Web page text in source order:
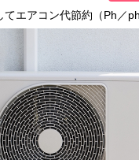
エアコン代節約（Ph／